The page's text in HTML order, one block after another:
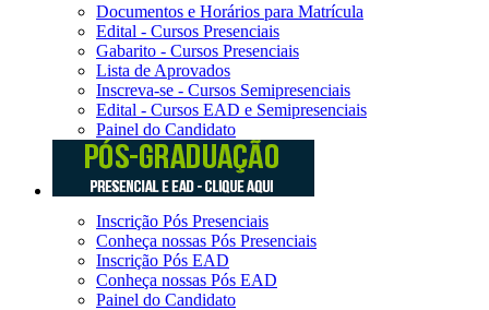
Documentos e Horários para Matrícula
Edital - Cursos Presenciais
Gabarito - Cursos Presenciais
Lista de Aprovados
Inscreva-se - Cursos Semipresenciais
Edital - Cursos EAD e Semipresenciais
Painel do Candidato
Inscrição Pós Presenciais
Conheça nossas Pós Presenciais
Inscrição Pós EAD
Conheça nossas Pós EAD
Painel do Candidato